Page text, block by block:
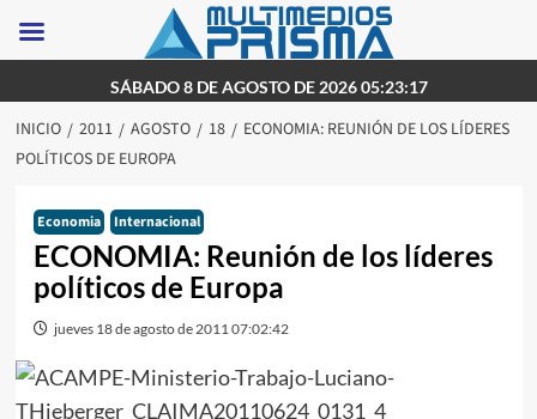
al
contenido
SÁBADO 8 DE AGOSTO DE 2026 05:23:17
INICIO 2011 AGOSTO 18
ECONOMIA: REUNIÓN DE LOS LÍDERES
POLÍTICOS DE EUROPA
Economia Internacional
ECONOMIA: Reunión de los líderes
políticos de Europa
jueves 18 de agosto de 2011 07:02:42